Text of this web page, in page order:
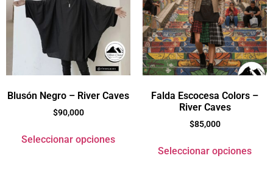
Blusón Negro – River Caves
$90,000
Seleccionar opciones
Falda Escocesa Colors –
River Caves
$85,000
Seleccionar opciones